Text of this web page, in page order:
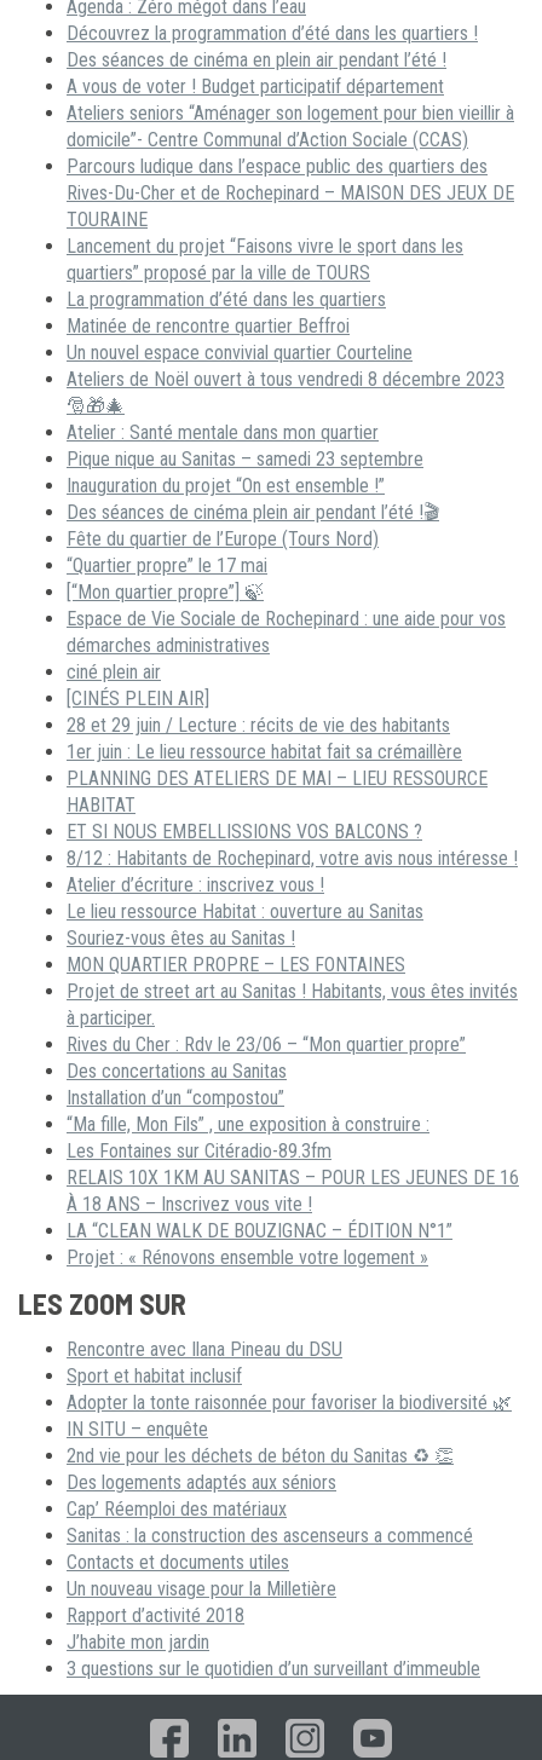
Agenda : Zéro mégot dans l’eau
Découvrez la programmation d’été dans les quartiers !
Des séances de cinéma en plein air pendant l’été !
A vous de voter ! Budget participatif département
Ateliers seniors “Aménager son logement pour bien vieillir à
domicile”- Centre Communal d’Action Sociale (CCAS)
Parcours ludique dans l’espace public des quartiers des
Rives-Du-Cher et de Rochepinard – MAISON DES JEUX DE
TOURAINE
Lancement du projet “Faisons vivre le sport dans les
quartiers” proposé par la ville de TOURS
La programmation d’été dans les quartiers
Matinée de rencontre quartier Beffroi
Un nouvel espace convivial quartier Courteline
Ateliers de Noël ouvert à tous vendredi 8 décembre 2023
🎅🎁🎄
Atelier : Santé mentale dans mon quartier
Pique nique au Sanitas – samedi 23 septembre
Inauguration du projet “On est ensemble !”
Des séances de cinéma plein air pendant l’été !🎬
Fête du quartier de l’Europe (Tours Nord)
“Quartier propre” le 17 mai
[“Mon quartier propre”] 🍃
Espace de Vie Sociale de Rochepinard : une aide pour vos
démarches administratives
ciné plein air
[CINÉS PLEIN AIR]
28 et 29 juin / Lecture : récits de vie des habitants
1er juin : Le lieu ressource habitat fait sa crémaillère
PLANNING DES ATELIERS DE MAI – LIEU RESSOURCE
HABITAT
ET SI NOUS EMBELLISSIONS VOS BALCONS ?
8/12 : Habitants de Rochepinard, votre avis nous intéresse !
Atelier d’écriture : inscrivez vous !
Le lieu ressource Habitat : ouverture au Sanitas
Souriez-vous êtes au Sanitas !
MON QUARTIER PROPRE – LES FONTAINES
Projet de street art au Sanitas ! Habitants, vous êtes invités
à participer.
Rives du Cher : Rdv le 23/06 – “Mon quartier propre”
Des concertations au Sanitas
Installation d’un “compostou”
“Ma fille, Mon Fils” , une exposition à construire :
Les Fontaines sur Citéradio-89.3fm
RELAIS 10X 1KM AU SANITAS – POUR LES JEUNES DE 16
À 18 ANS – Inscrivez vous vite !
LA “CLEAN WALK DE BOUZIGNAC – ÉDITION N°1”
Projet : « Rénovons ensemble votre logement »
LES ZOOM SUR
Rencontre avec Ilana Pineau du DSU
Sport et habitat inclusif
Adopter la tonte raisonnée pour favoriser la biodiversité 🌿
IN SITU – enquête
2nd vie pour les déchets de béton du Sanitas ♻ 👏
Des logements adaptés aux séniors
Cap’ Réemploi des matériaux
Sanitas : la construction des ascenseurs a commencé
Contacts et documents utiles
Un nouveau visage pour la Milletière
Rapport d’activité 2018
J’habite mon jardin
3 questions sur le quotidien d’un surveillant d’immeuble